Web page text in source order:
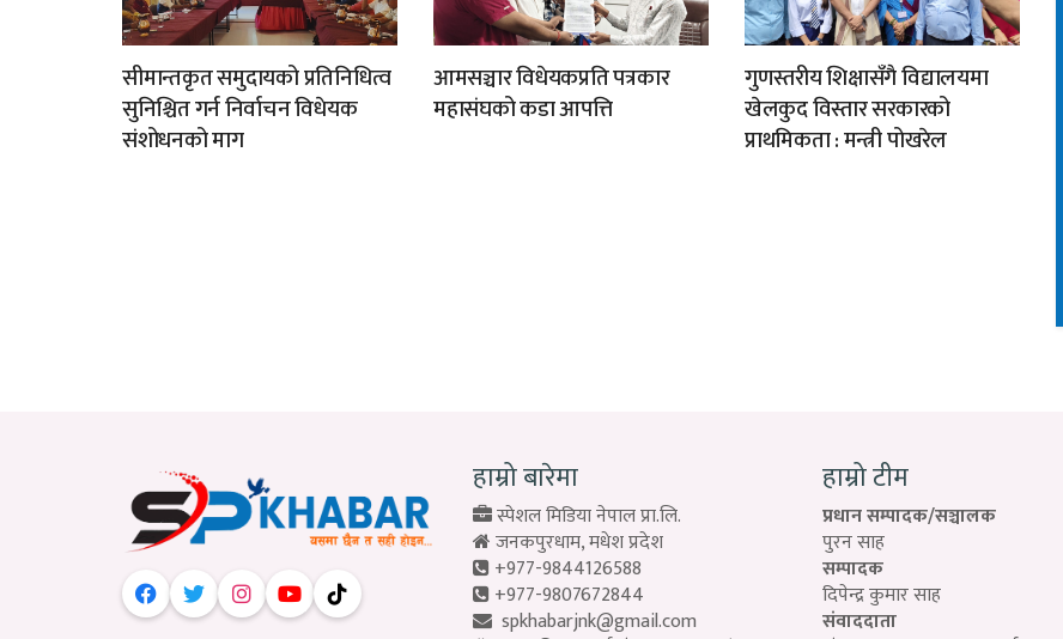
सीमान्तकृत समुदायको प्रतिनिधित्व
सुनिश्चित गर्न निर्वाचन विधेयक
संशोधनको माग
आमसञ्चार विधेयकप्रति पत्रकार
महासंघको कडा आपत्ति
गुणस्तरीय शिक्षासँगै विद्यालयमा
खेलकुद विस्तार सरकारको
प्राथमिकता : मन्त्री पोखरेल
हाम्रो बारेमा
स्पेशल मिडिया नेपाल प्रा.लि.
जनकपुरधाम, मधेश प्रदेश
+977-9844126588
+977-9807672844
spkhabarjnk@gmail.com
हाम्रो टीम
प्रधान सम्पादक/सञ्चालक
पुरन साह
सम्पादक
दिपेन्द्र कुमार साह
संवाददाता